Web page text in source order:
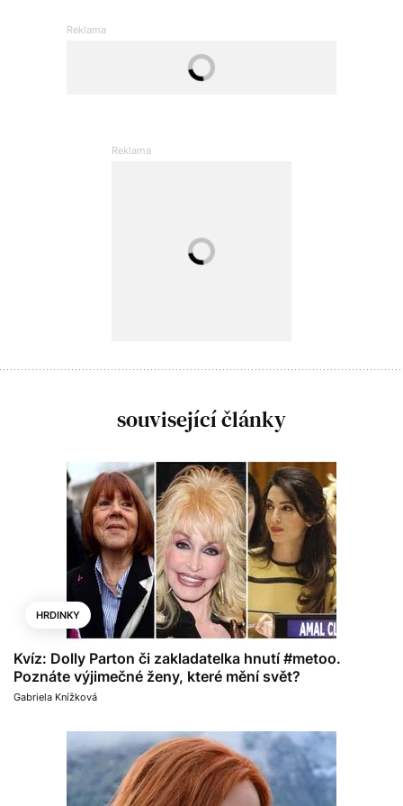
související články
HRDINKY
Kvíz: Dolly Parton či zakladatelka hnutí #metoo.
Poznáte výjimečné ženy, které mění svět?
Gabriela Knížková